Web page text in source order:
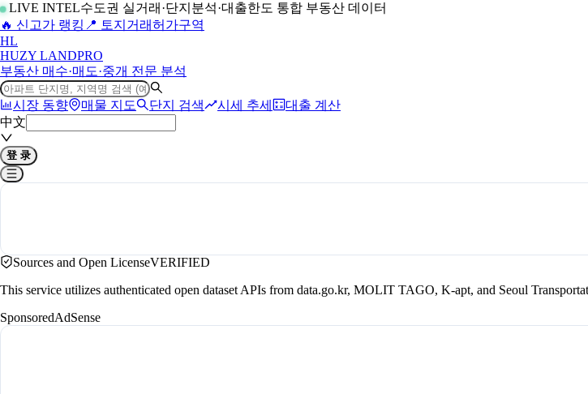
LIVE INTEL수도권 실거래·단지분석·대출한도 통합 부동산 데이터
🔥 신고가 랭킹 📍 토지거래허가구역
HL
HUZY LANDPRO
부동산 매수·매도·중개 전문 분석
시장 동향 매물 지도 단지 검색 시세 추세
대출 계산
中文
登 录
Sources and Open LicenseVERIFIED
This service utilizes authenticated open dataset APIs from data.go.kr, MOLIT TAGO, K-apt, and Seoul
SponsoredAdSense